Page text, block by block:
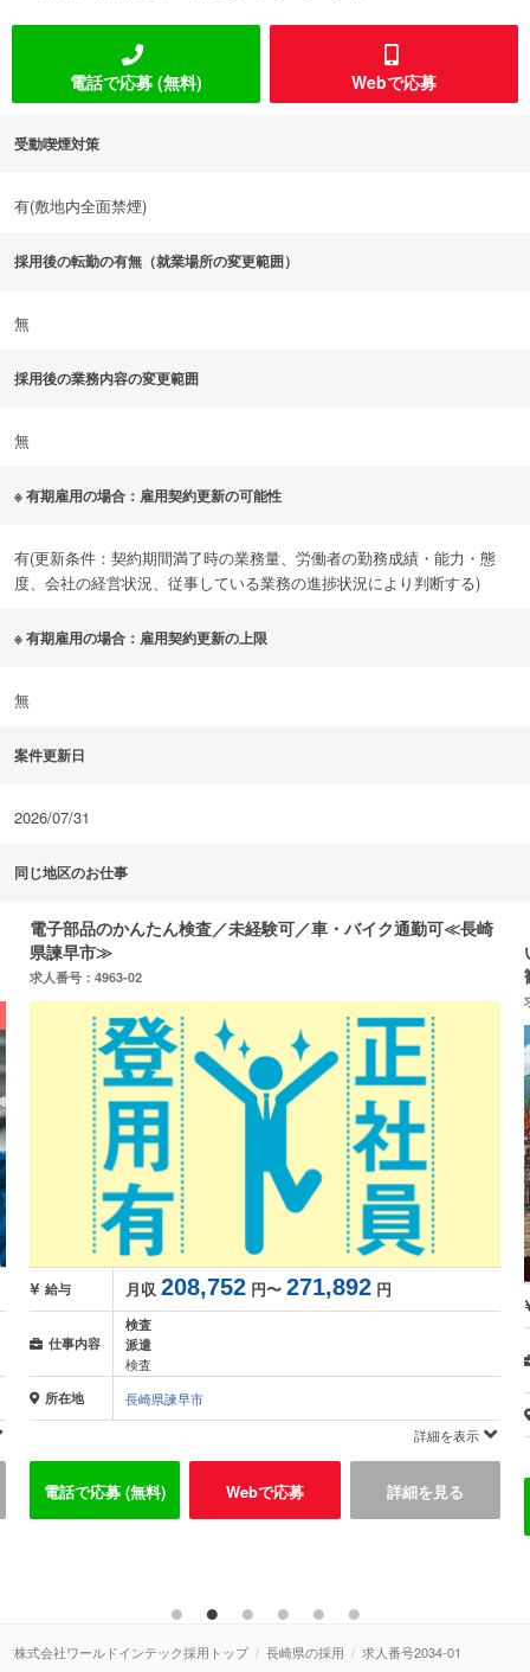
電話で応募 (無料) Webで応募
受動喫煙対策
有(敷地内全面禁煙)
採用後の転勤の有無（就業場所の変更範囲）
無
採用後の業務内容の変更範囲
無
※ 有期雇用の場合：雇用契約更新の可能性
有(更新条件：契約期間満了時の業務量、労働者の勤務成績・能力・態
度、会社の経営状況、従事している業務の進捗状況により判断する)
※ 有期雇用の場合：雇用契約更新の上限
無
案件更新日
2026/07/31
同じ地区のお仕事
【半導体製造オペレーター】室内業務だから酷暑も快適な涼し
い職場で働ける！『寮費無料』『定着功労金有り』『未経験大
歓迎』
求人番号：3254-00
月収 256,811 円〜 256,811 円
検査
正社員
マシンオペレーター 検査 クリーンルーム ライン作業 立ち作業
長崎県諫早市
電話で応募 (無料)
株式会社ワールドインテック採用トップ 長崎県の採用 求人番号2034-01